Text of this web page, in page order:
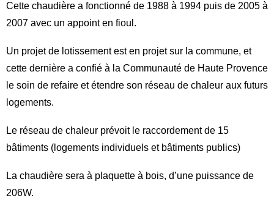
Cette chaudière a fonctionné de 1988 à 1994 puis de 2005 à
2007 avec un appoint en fioul.
Un projet de lotissement est en projet sur la commune, et
cette dernière a confié à la Communauté de Haute Provence
le soin de refaire et étendre son réseau de chaleur aux futurs
logements.
Le réseau de chaleur prévoit le raccordement de 15
bâtiments (logements individuels et bâtiments publics)
La chaudière sera à plaquette à bois, d’une puissance de
206W.